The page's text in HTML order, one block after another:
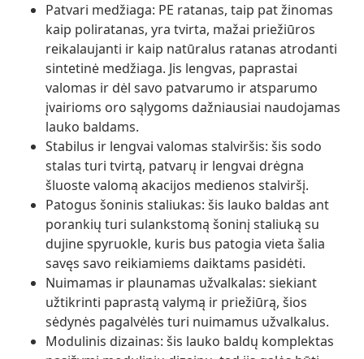
Patvari medžiaga: PE ratanas, taip pat žinomas
kaip poliratanas, yra tvirta, mažai priežiūros
reikalaujanti ir kaip natūralus ratanas atrodanti
sintetinė medžiaga. Jis lengvas, paprastai
valomas ir dėl savo patvarumo ir atsparumo
įvairioms oro sąlygoms dažniausiai naudojamas
lauko baldams.
Stabilus ir lengvai valomas stalviršis: šis sodo
stalas turi tvirtą, patvarų ir lengvai drėgna
šluoste valomą akacijos medienos stalviršį.
Patogus šoninis staliukas: šis lauko baldas ant
porankių turi sulankstomą šoninį staliuką su
dujine spyruokle, kuris bus patogia vieta šalia
savęs savo reikiamiems daiktams pasidėti.
Nuimamas ir plaunamas užvalkalas: siekiant
užtikrinti paprastą valymą ir priežiūrą, šios
sėdynės pagalvėlės turi nuimamus užvalkalus.
Modulinis dizainas: šis lauko baldų komplektas